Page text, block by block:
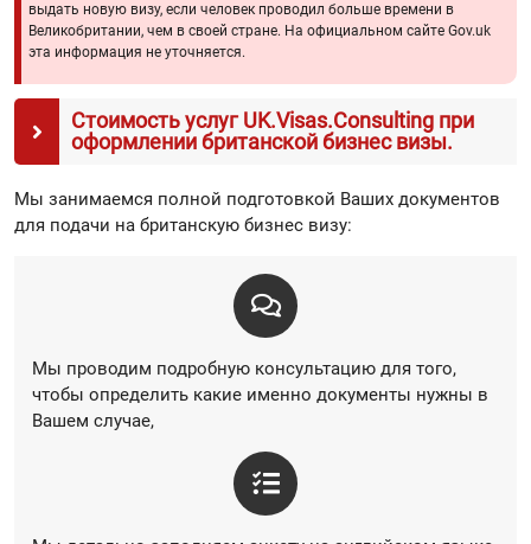
выдать новую визу, если человек проводил больше времени в
Великобритании, чем в своей стране. На официальном сайте Gov.uk
эта информация не уточняется.
Стоимость услуг UK.Visas.Consulting при
оформлении британской бизнес визы.
Мы занимаемся полной подготовкой Ваших документов
для подачи на британскую бизнес визу:
Мы проводим подробную консультацию для того,
чтобы определить какие именно документы нужны в
Вашем случае,